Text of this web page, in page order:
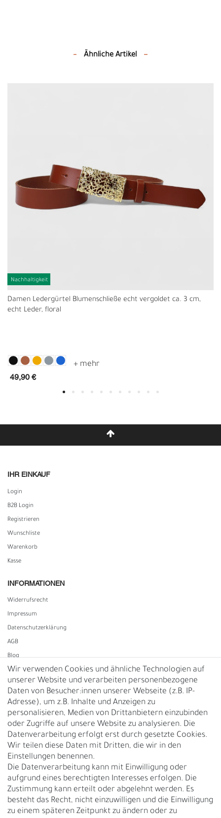
Ähnliche Artikel
Nachhaltigkeit
Damen Ledergürtel Blumenschließe echt vergoldet ca. 3 cm,
echt Leder, floral
49,90 €
IHR EINKAUF
Login
B2B Login
Registrieren
Wunschliste
Warenkorb
Kasse
INFORMATIONEN
Widerrufs­recht
Impressum
Daten­schutz­erklärung
AGB
Blog
Vertrag widerrufen
UNTERNEHMEN
Nachhaltigkeit
Kontakt
Über uns
Rückgabe
Gürtelgröße messen
Garantie
GESCHÄFTSKUNDEN & HÄNDLER
Wir verwenden Cookies und ähnliche Technologien auf
unserer Website und verarbeiten personenbezogene
Daten von Besucher:innen unserer Webseite (z.B. IP-
Adresse), um z.B. Inhalte und Anzeigen zu
personalisieren, Medien von Drittanbietern einzubinden
oder Zugriffe auf unsere Website zu analysieren. Die
Datenverarbeitung erfolgt erst durch gesetzte Cookies.
Wir teilen diese Daten mit Dritten, die wir in den
Einstellungen benennen.
Die Datenverarbeitung kann mit Einwilligung oder
aufgrund eines berechtigten Interesses erfolgen. Die
Zustimmung kann erteilt oder abgelehnt werden. Es
besteht das Recht, nicht einzuwilligen und die Einwilligung
zu einem späteren Zeitpunkt zu ändern oder zu